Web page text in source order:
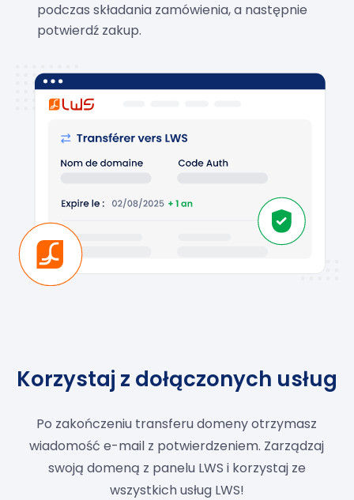
podczas składania zamówienia, a następnie
potwierdź zakup.
Korzystaj z dołączonych usług
Po zakończeniu transferu domeny otrzymasz
wiadomość e-mail z potwierdzeniem. Zarządzaj
swoją domeną z panelu LWS i korzystaj ze
wszystkich usług LWS!